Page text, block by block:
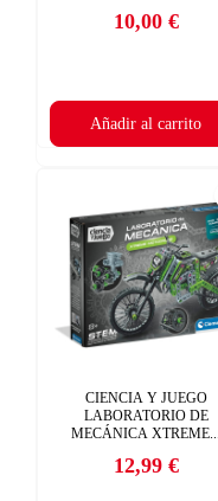
Precio
10,00 €
Añadir al carrito
CIENCIA Y JUEGO
LABORATORIO DE
MECÁNICA XTREME...
Precio
12,99 €